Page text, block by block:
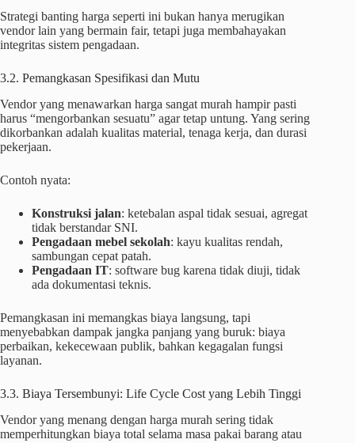
Strategi banting harga seperti ini bukan hanya merugikan
vendor lain yang bermain fair, tetapi juga membahayakan
integritas sistem pengadaan.
3.2. Pemangkasan Spesifikasi dan Mutu
Vendor yang menawarkan harga sangat murah hampir pasti
harus “mengorbankan sesuatu” agar tetap untung. Yang sering
dikorbankan adalah kualitas material, tenaga kerja, dan durasi
pekerjaan.
Contoh nyata:
Konstruksi jalan: ketebalan aspal tidak sesuai, agregat
tidak berstandar SNI.
Pengadaan mebel sekolah: kayu kualitas rendah,
sambungan cepat patah.
Pengadaan IT: software bug karena tidak diuji, tidak
ada dokumentasi teknis.
Pemangkasan ini memangkas biaya langsung, tapi
menyebabkan dampak jangka panjang yang buruk: biaya
perbaikan, kekecewaan publik, bahkan kegagalan fungsi
layanan.
3.3. Biaya Tersembunyi: Life Cycle Cost yang Lebih Tinggi
Vendor yang menang dengan harga murah sering tidak
memperhitungkan biaya total selama masa pakai barang atau